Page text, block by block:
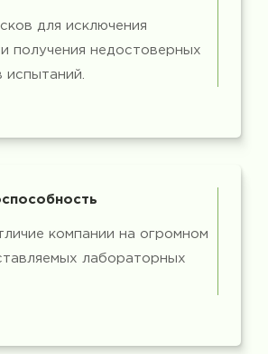
для исключения
получения недостоверных
испытаний.
компании на огромном
лабораторных